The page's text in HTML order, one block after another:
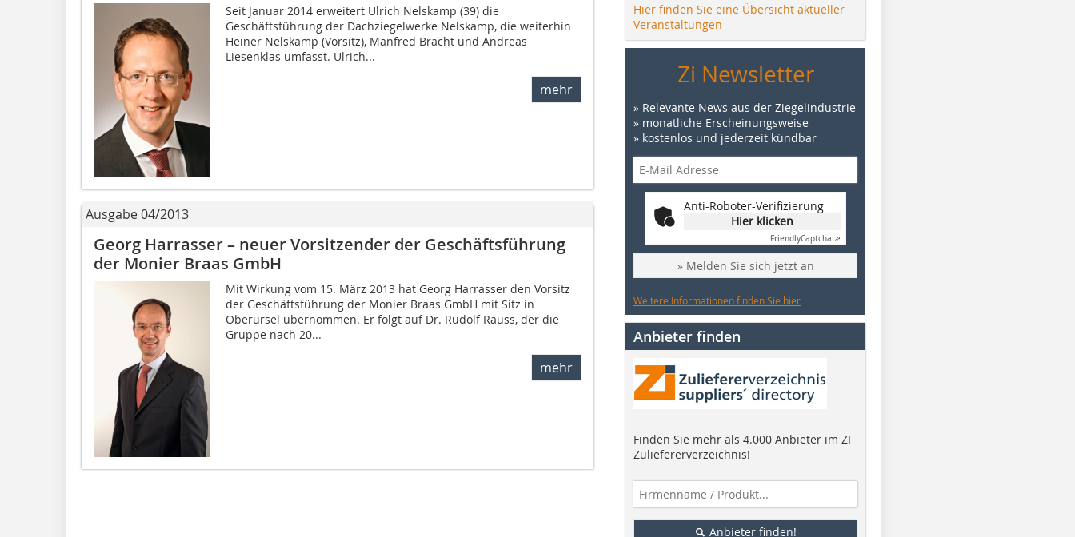
Seit Januar 2014 erweitert Ulrich Nelskamp (39) die
Geschäftsführung der Dachziegelwerke Nelskamp, die weiterhin
Heiner Nelskamp (Vorsitz), Manfred Bracht und Andreas
Liesenklas umfasst. Ulrich...
mehr
Ausgabe 04/2013
Georg Harrasser – neuer Vorsitzender der Geschäftsführung
der Monier Braas GmbH
Mit Wirkung vom 15. März 2013 hat Georg Harrasser den Vorsitz
der Geschäftsführung der Monier Braas GmbH mit Sitz in
Oberursel übernommen. Er folgt auf Dr. Rudolf Rauss, der die
Gruppe nach 20...
mehr
Hier finden Sie eine Übersicht aktueller
Veranstaltungen
Zi Newsletter
» Relevante News aus der Ziegelindustrie
» monatliche Erscheinungsweise
» kostenlos und jederzeit kündbar
Anti-Roboter-Verifizierung
Hier klicken
FriendlyCaptcha ⇗
» Melden Sie sich jetzt an
Weitere Informationen finden Sie hier
Anbieter finden
Finden Sie mehr als 4.000 Anbieter im ZI
Zuliefererverzeichnis!
Anbieter finden!